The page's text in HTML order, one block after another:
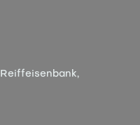
Reiffeisenbank,